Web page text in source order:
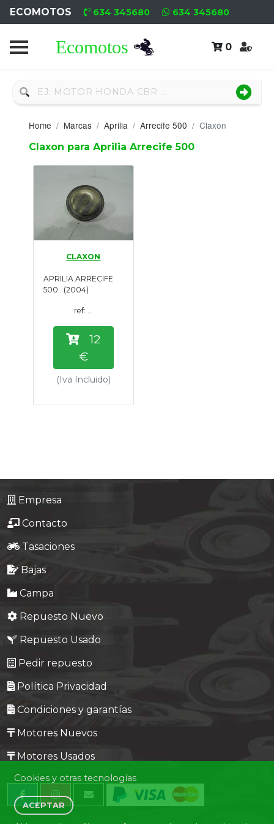
ECOMOTOS 634 345680 634 345680
0
Home
Nuevo
Neumáticos
Campa
Motores
Nuevos
Motores
Usados
Tasaciones
Formulario
Empresa
Contacto
Home Marcas Aprilia Arrecife 500 Claxon
Claxon para Aprilia Arrecife 500
CLAXON
APRILIA ARRECIFE
500 . (2004)
ref: ...
12
€
(Iva Incluido)
Empresa
Contacto
Tasaciones
Bajas
Campa
Repuesto Nuevo
Repuesto Usado
Pedir repuesto
Política Privacidad
Condiciones y garantías
Motores Nuevos
Motores Usados
Cookies y otras tecnologías
ACEPTAR